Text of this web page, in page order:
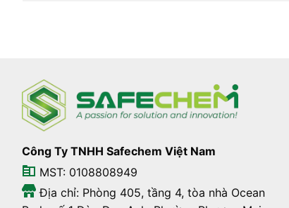
Công Ty TNHH Safechem Việt Nam
MST: 0108808949
Địa chỉ: Phòng 405, tầng 4, tòa nhà Ocean